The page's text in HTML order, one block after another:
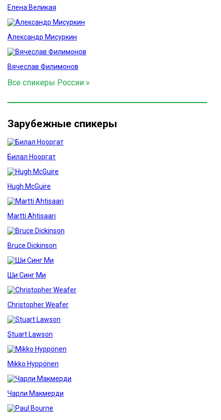
Елена Великая
Александр Мисуркин
Вячеслав Филимонов
Все спикеры России »
Зарубежные спикеры
Билал Нооргат
Hugh McGuire
Martti Ahtisaari
Bruce Dickinson
Ши Синг Ми
Christopher Weafer
Stuart Lawson
Mikko Hyppönen
Чарли Макмерди